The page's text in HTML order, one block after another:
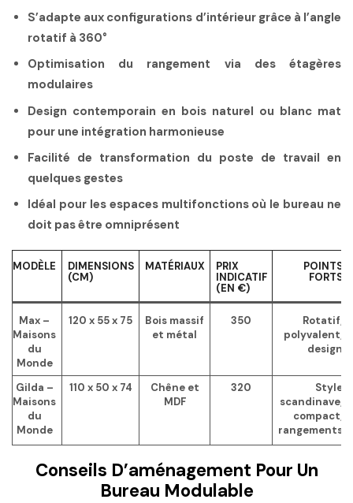
S’adapte aux configurations d’intérieur grâce à l’angle
rotatif à 360°
Optimisation du rangement via des étagères
modulaires
Design contemporain en bois naturel ou blanc mat
pour une intégration harmonieuse
Facilité de transformation du poste de travail en
quelques gestes
Idéal pour les espaces multifonctions où le bureau ne
doit pas être omniprésent
MODÈLE
DIMENSIONS
(CM)
MATÉRIAUX
PRIX
INDICATIF
(EN €)
POINTS
FORTS
Max –
Maisons
du
Monde
120 x 55 x 75
Bois massif
et métal
350
Rotatif,
polyvalent,
design
Gilda –
Maisons
du
Monde
110 x 50 x 74
Chêne et
MDF
320
Style
scandinave,
compact,
rangements
Conseils D’aménagement Pour Un
Bureau Modulable